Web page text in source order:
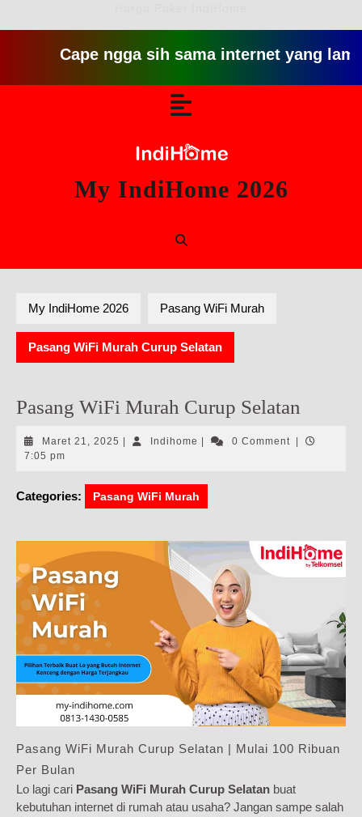
Cape ngga sih sama internet yang lambat
My IndiHome 2026
My IndiHome 2026 Pasang WiFi Murah
Pasang WiFi Murah Curup Selatan
Pasang WiFi Murah Curup Selatan
Maret 21, 2025 Maret
Indihome Indihome0 Comment
7:05 pm
Categories: Pasang WiFi Murah
Pasang WiFi Murah Curup Selatan | Mulai 100 Ribuan
Per Bulan
Lo lagi cari Pasang WiFi Murah Curup Selatan buat
kebutuhan internet di rumah atau usaha? Jangan sampe salah